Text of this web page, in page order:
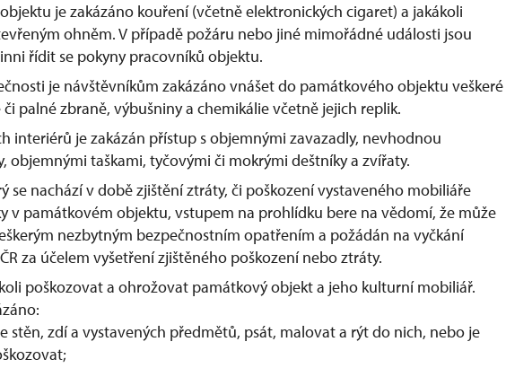
je zakázáno kouření (včetně elektronických cigaret) a jakákoli
ohněm. V případě požáru nebo jiné mimořádné události jsou
řídit se pokyny pracovníků objektu.
je návštěvníkům zakázáno vnášet do památkového objektu veškeré
palné zbraně, výbušniny a chemikálie včetně jejich replik.
interiérů je zakázán přístup s objemnými zavazadly, nevhodnou
objemnými taškami, tyčovými či mokrými deštníky a zvířaty.
se nachází v době zjištění ztráty, či poškození vystaveného mobiliáře
v památkovém objektu, vstupem na prohlídku bere na vědomí, že může
nezbytným bezpečnostním opatřením a požádán na vyčkání
za účelem vyšetření zjištěného poškození nebo ztráty.
poškozovat a ohrožovat památkový objekt a jeho kulturní mobiliář.
stěn, zdí a vystavených předmětů, psát, malovat a rýt do nich, nebo je